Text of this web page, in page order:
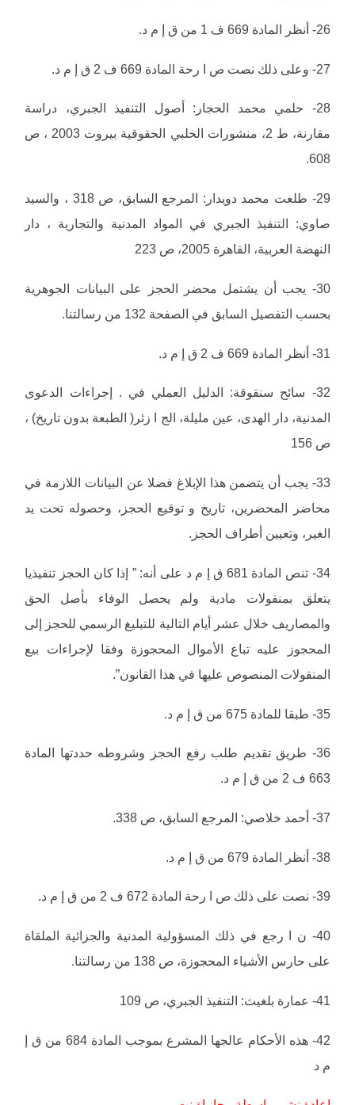
26- أنظر المادة 669 ف 1 من ق إ م د.
27- وعلى ذلك نصت ص ا رحة المادة 669 ف 2 ق إ م د.
28- حلمي محمد الحجار: أصول التنفيذ الجبري، دراسة
مقارنة، ط 2، منشورات الحلبي الحقوقية بيروت 2003 ، ص
608.
29- طلعت محمد دويدار: المرجع السابق، ص 318 ، والسيد
صاوي: التنفيذ الجبري في المواد المدنية والتجارية ، دار
النهضة العربية، القاهرة 2005، ص 223
30- يجب أن يشتمل محضر الحجز على البيانات الجوهرية
بحسب التفصيل السابق في الصفحة 132 من رسالتنا.
31- أنظر المادة 669 ف 2 ق إ م د.
32- سائح سنقوقة: الدليل العملي في . إجراءات الدعوى
المدنية، دار الهدى، عين مليلة، الج ا زئر( الطبعة بدون تاريخ) ،
ص 156
33- يجب أن يتضمن هذا الإبلاغ فضلا عن البيانات اللازمة في
محاضر المحضرين، تاريخ و توقيع الحجز، وحصوله تحت يد
الغير، وتعيين أطراف الحجز.
34- تنص المادة 681 ق إ م د على أنه: ” إذا كان الحجز تنفيذيا
يتعلق بمنقولات مادية ولم يحصل الوفاء بأصل الحق
والمصاريف خلال عشر أيام التالية للتبليغ الرسمي للحجز إلى
المحجوز عليه تباع الأموال المحجوزة وفقا لإجراءات بيع
المنقولات المنصوص عليها في هذا القانون”.
35- طبقا للمادة 675 من ق إ م د.
36- طريق تقديم طلب رفع الحجز وشروطه حددتها المادة
663 ف 2 من ق إ م د.
37- أحمد خلاصي: المرجع السابق، ص 338.
38- أنظر المادة 679 من ق إ م د.
39- نصت على ذلك ص ا رحة المادة 672 ف 2 من ق إ م د.
40- ن ا رجع في ذلك المسؤولية المدنية والجزائية الملقاة
على حارس الأشياء المحجوزة، ص 138 من رسالتنا.
41- عمارة بلغيث: التنفيذ الجبري، ص 109
42- هذه الأحكام عالجها المشرع بموجب المادة 684 من ق إ
م د